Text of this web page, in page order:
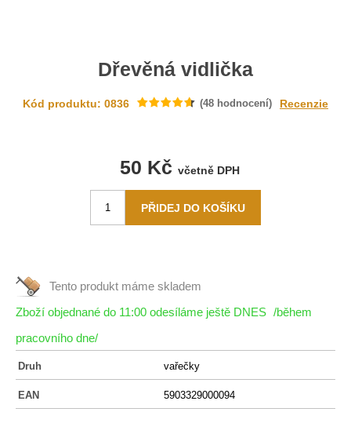
Dřevěná vidlička
Kód produktu: 0836 (48 hodnocení) Recenzie
50 Kč včetně DPH
Tento produkt máme skladem
Zboží objednané do 11:00 odesíláme ještě DNES /během
pracovního dne/
Druh vařečky
EAN 5903329000094